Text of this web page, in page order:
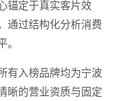
锚定于真实客片效
通过结构化分析消费
。
有入榜品牌均为宁波
晰的营业资质与固定